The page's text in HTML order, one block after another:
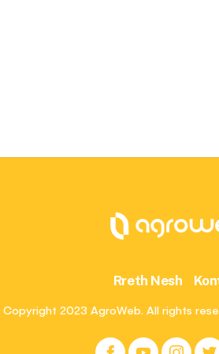
Rreth Nesh
2023 AgroWeb. All rights